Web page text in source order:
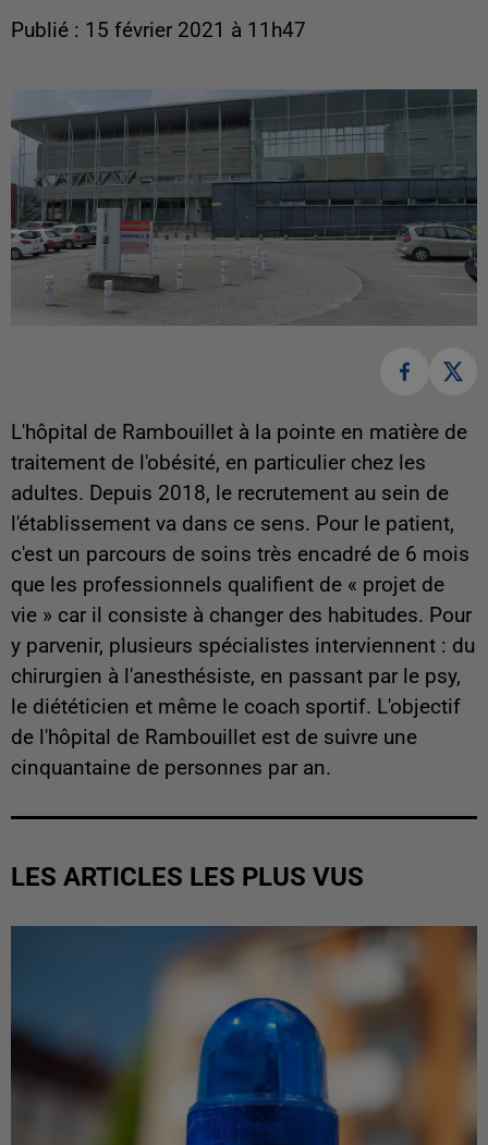
Publié : 15 février 2021 à 11h47
L'hôpital de Rambouillet à la pointe en matière de
traitement de l'obésité, en particulier chez les
adultes. Depuis 2018, le recrutement au sein de
l'établissement va dans ce sens. Pour le patient,
c'est un parcours de soins très encadré de 6 mois
que les professionnels qualifient de « projet de
vie » car il consiste à changer des habitudes. Pour
y parvenir, plusieurs spécialistes interviennent : du
chirurgien à l'anesthésiste, en passant par le psy,
le diététicien et même le coach sportif. L'objectif
de l'hôpital de Rambouillet est de suivre une
cinquantaine de personnes par an.
LES ARTICLES LES PLUS VUS